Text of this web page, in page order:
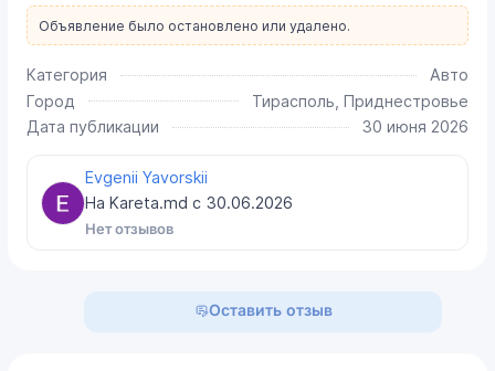
Объявление было остановлено или удалено.
Категория
Авто
Город
Тирасполь, Приднестровье
Дата публикации
30 июня 2026
Evgenii Yavorskii
На Kareta.md с 30.06.2026
Нет отзывов
Оставить отзыв